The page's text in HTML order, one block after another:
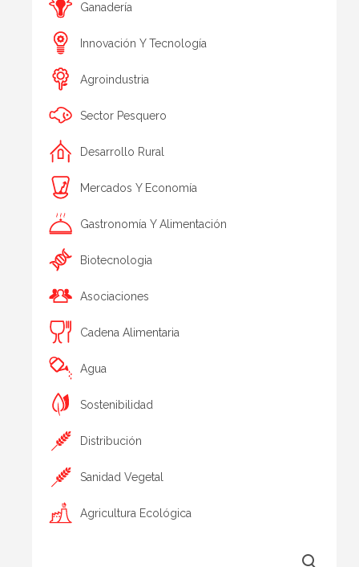
Ganadería
Innovación Y Tecnología
Agroindustria
Sector Pesquero
Desarrollo Rural
Mercados Y Economía
Gastronomía Y Alimentación
Biotecnologia
Asociaciones
Cadena Alimentaria
Agua
Sostenibilidad
Distribución
Sanidad Vegetal
Agricultura Ecológica